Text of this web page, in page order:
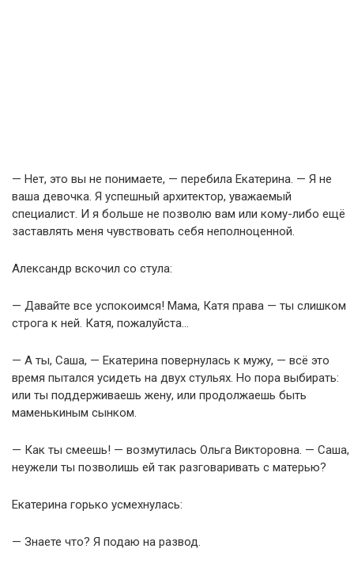
— Нет, это вы не понимаете, — перебила Екатерина. — Я не
ваша девочка. Я успешный архитектор, уважаемый
специалист. И я больше не позволю вам или кому-либо ещё
заставлять меня чувствовать себя неполноценной.
Александр вскочил со стула:
— Давайте все успокоимся! Мама, Катя права — ты слишком
строга к ней. Катя, пожалуйста…
— А ты, Саша, — Екатерина повернулась к мужу, — всё это
время пытался усидеть на двух стульях. Но пора выбирать:
или ты поддерживаешь жену, или продолжаешь быть
маменькиным сынком.
— Как ты смеешь! — возмутилась Ольга Викторовна. — Саша,
неужели ты позволишь ей так разговаривать с матерью?
Екатерина горько усмехнулась:
— Знаете что? Я подаю на развод.